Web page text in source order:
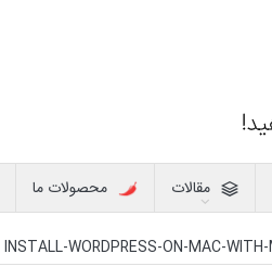
مقالات محصولات ما